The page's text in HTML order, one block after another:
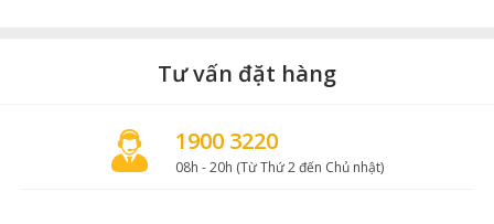
Tư vấn đặt hàng
1900 3220
08h - 20h (Từ Thứ 2 đến Chủ nhật)